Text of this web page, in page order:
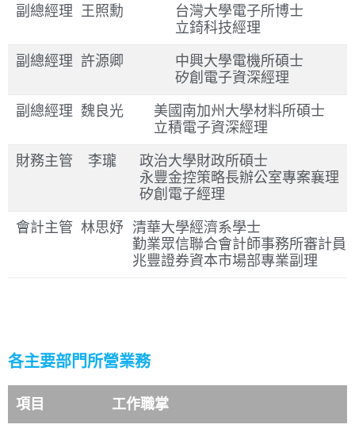
副總經理 王照勳
台灣大學電子所博士
立錡科技經理
副總經理 許源卿
中興大學電機所碩士
矽創電子資深經理
副總經理 魏良光
美國南加州大學材料所碩士
立積電子資深經理
財務主管 李瓏
政治大學財政所碩士
永豐金控策略長辦公室專案襄理
矽創電子經理
會計主管 林思妤 清華大學經濟系學士
勤業眾信聯合會計師事務所審計員
兆豐證券資本市場部專業副理
各主要部門所營業務
項目 工作職掌